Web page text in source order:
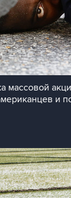
массовой
и